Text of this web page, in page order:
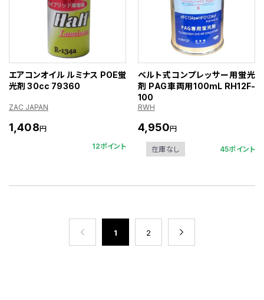
エアコンオイル ルミナス POE蛍
光剤 30cc 79360
ZAC JAPAN
1,408円
12ポイント
ベルト式コンプレッサー用蛍光
剤 PAG車両用100mL RH12F-
100
RWH
4,950円
在庫なし 45ポイント
1 2